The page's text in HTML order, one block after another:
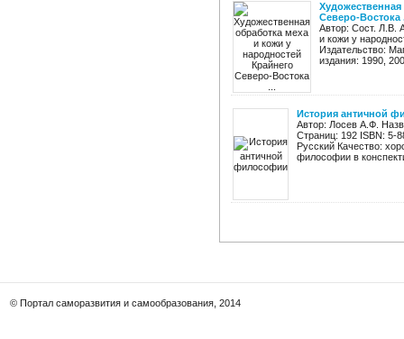
Северо-Востока
Автор: Сост. Л.В.
и кожи у
Издательство:
издания: 1990,
История античной
Автор: Лосев А.Ф.
Страниц: 192 ISBN: 5-
Русский Качество:
философии в
© Портал саморазвития и самообразования, 2014